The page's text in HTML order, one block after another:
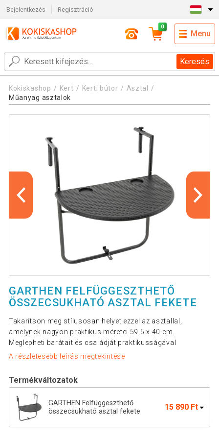
Bejelentkezés Regisztráció
Keresés
0
Menu
Kokiskashop Kert Kerti bútor
Asztal
Műanyag asztalok
GARTHEN FELFÜGGESZTHETŐ
ÖSSZECSUKHATÓ ASZTAL FEKETE
Takarítson meg stílusosan helyet ezzel az asztallal,
amelynek nagyon praktikus méretei 59,5 x 40 cm.
Meglepheti barátait és családját praktikusságával
A részletesebb leírás megtekintése
Termékváltozatok
GARTHEN Felfüggeszthető
összecsukható asztal fekete
15 890 Ft